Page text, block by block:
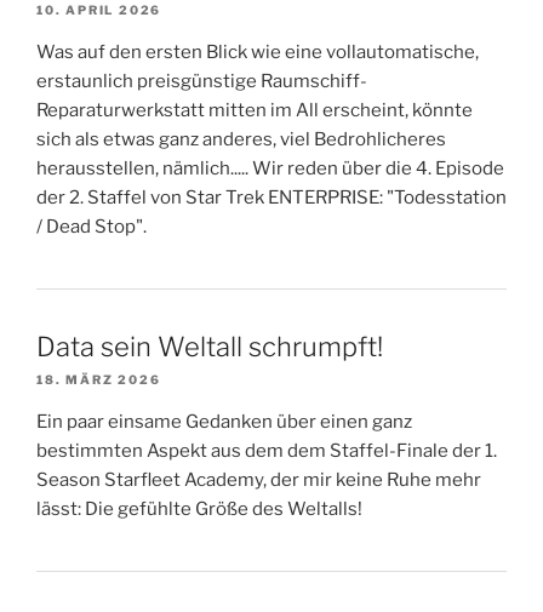
10. APRIL 2026
Was auf den ersten Blick wie eine vollautomatische,
erstaunlich preisgünstige Raumschiff-
Reparaturwerkstatt mitten im All erscheint, könnte
sich als etwas ganz anderes, viel Bedrohlicheres
herausstellen, nämlich..... Wir reden über die 4. Episode
der 2. Staffel von Star Trek ENTERPRISE: "Todesstation
/ Dead Stop".
Data sein Weltall schrumpft!
18. MÄRZ 2026
Ein paar einsame Gedanken über einen ganz
bestimmten Aspekt aus dem dem Staffel-Finale der 1.
Season Starfleet Academy, der mir keine Ruhe mehr
lässt: Die gefühlte Größe des Weltalls!